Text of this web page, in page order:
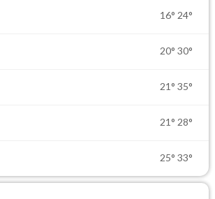
16° 24°
20° 30°
21° 35°
21° 28°
25° 33°